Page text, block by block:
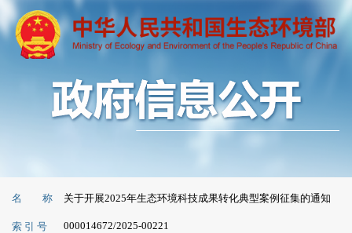
名 称 关于开展2025年生态环境科技成果转化典型案例征集的通知
索 引 号 000014672/2025-00221